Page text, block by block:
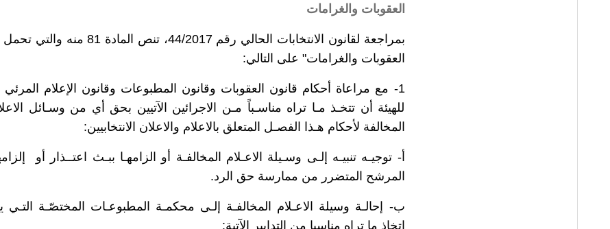
العقوبات والغرامات
بمراجعة لقانون الانتخابات الحالي رقم 44/2017، تنص
العقوبات والغرامات" على التالي:
1- مع مراعاة أحكام قانون العقوبات وقانون المطبوعات وقانون الإعلام
للهيئة أن تتخـذ مـا تراه مناسـباً مـن الاجرائين الآتيين بحق أي من وسـائل
المخالفة لأحكام هـذا الفصـل المتعلق بالاعلام والاعلان الانتخابيين:
أ- توجيـه تنبيـه إلـى وسـيلة الاعـلام المخالفـة أو الزامهـا ببـث اعتــذار أو
المرشح المتضرر من ممارسة حق الرد.
ب- إحالـة وسيلة الاعـلام المخالفـة إلـى محكمـة المطبوعـات المختصّـة التـي
اتخاذ ما تراه مناسبا من التدابير الآتية: